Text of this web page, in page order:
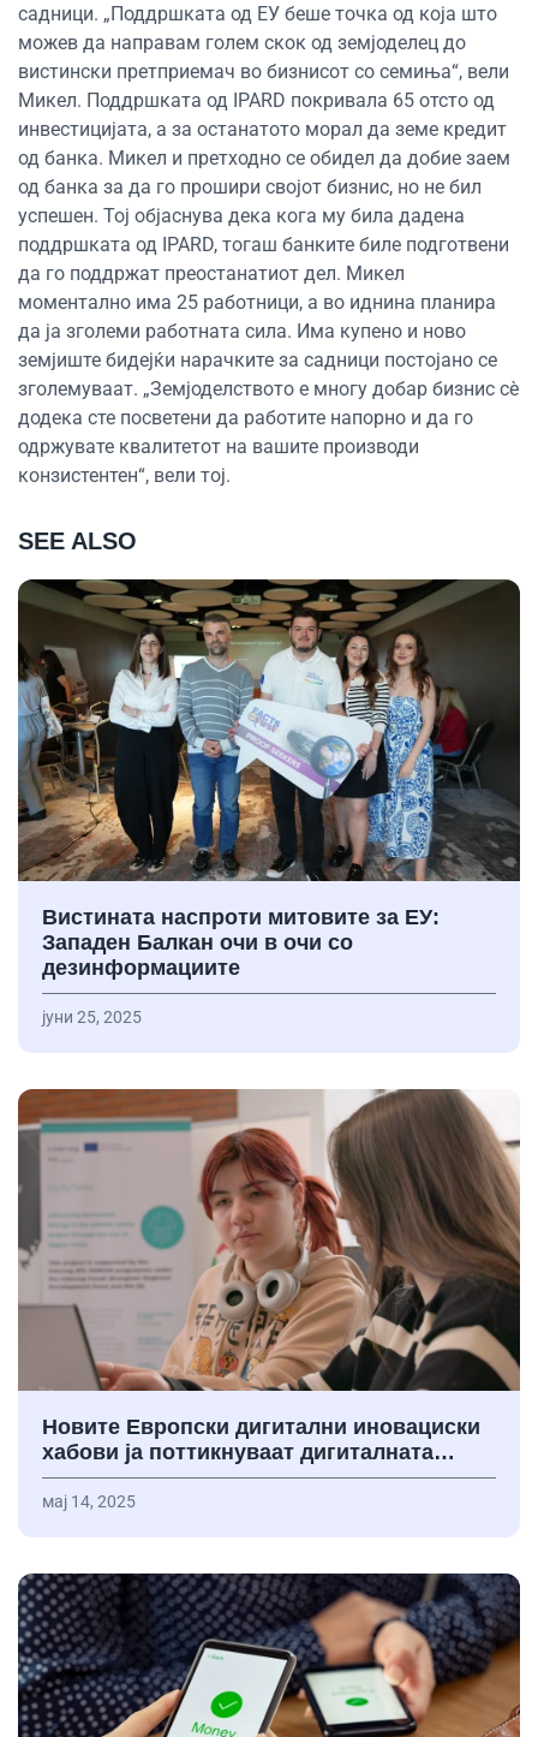
садници. „Поддршката од ЕУ беше точка од која што
можев да направам голем скок од земјоделец до
вистински претприемач во бизнисот со семиња“, вели
Микел. Поддршката од IPARD покривaла 65 отсто од
инвестицијата, а за останатото морал да земе кредит
од банка. Микел и претходно се обидел да добие заем
од банка за да го прошири својот бизнис, но не бил
успешен. Тој објаснува дека кога му била дадена
поддршката од IPARD, тогаш банките биле подготвени
да го поддржат преостанатиот дел. Микел
моментално има 25 работници, а во иднина планира
да ја зголеми работната сила. Има купено и ново
земјиште бидејќи нарачките за садници постојано се
зголемуваат. „Земјоделството е многу добар бизнис сè
додека сте посветени да работите напорно и да го
одржувате квалитетот на вашите производи
конзистентен“, вели тој.
SEE ALSO
Вистината наспроти митовите за ЕУ:
Западен Балкан очи в очи со
дезинформациите
јуни 25, 2025
Новите Европски дигитални иновациски
хабови ја поттикнуваат дигиталната…
мај 14, 2025